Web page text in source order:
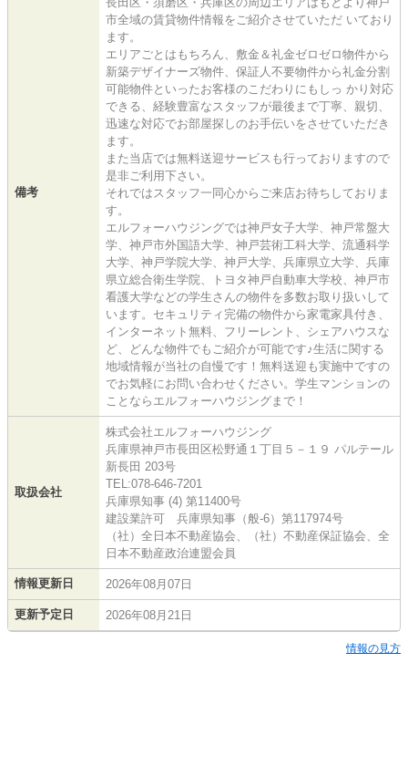
備考
市全域の賃貸物件情報をご紹介させていただ いており
ます。
エリアごとはもちろん、敷金＆礼金ゼロゼロ物件から
新築デザイナーズ物件、保証人不要物件から礼金分割
可能物件といったお客様のこだわりにもしっ かり対応
できる、経験豊富なスタッフが最後まで丁寧、親切、
迅速な対応でお部屋探しのお手伝いをさせていただき
ます。
また当店では無料送迎サービスも行っておりますので
是非ご利用下さい。
それではスタッフ一同心からご来店お待ちしておりま
す。
エルフォーハウジングでは神戸女子大学、神戸常盤大
学、神戸市外国語大学、神戸芸術工科大学、流通科学
大学、神戸学院大学、神戸大学、兵庫県立大学、兵庫
県立総合衛生学院、トヨタ神戸自動車大学校、神戸市
看護大学などの学生さんの物件を多数お取り扱いして
います。セキュリティ完備の物件から家電家具付き、
インターネット無料、フリーレント、シェアハウスな
ど、どんな物件でもご紹介が可能です♪生活に関する
地域情報が当社の自慢です！無料送迎も実施中ですの
でお気軽にお問い合わせください。学生マンションの
ことならエルフォーハウジングまで！
取扱会社
株式会社エルフォーハウジング
兵庫県神戸市長田区松野通１丁目５－１９ パルテール
新長田 203号
TEL:078-646-7201
兵庫県知事 (4) 第11400号
建設業許可 兵庫県知事（般-6）第117974号
（社）全日本不動産協会、（社）不動産保証協会、全
日本不動産政治連盟会員
情報更新日 2026年08月07日
更新予定日 2026年08月21日
情報の見方